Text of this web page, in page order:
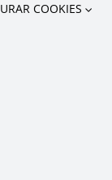
COOKIES